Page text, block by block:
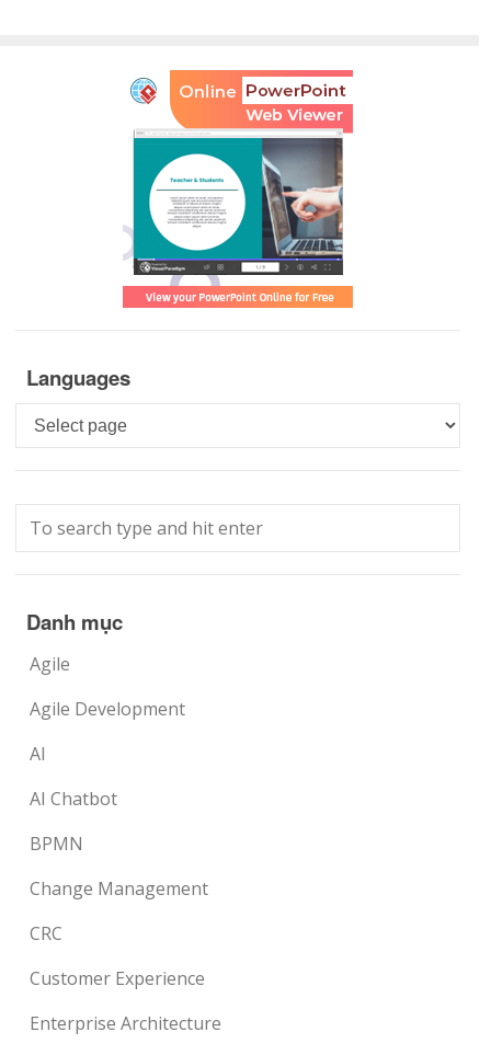
Languages
Languages
Danh mục
Agile
Agile Development
AI
AI Chatbot
BPMN
Change Management
CRC
Customer Experience
Enterprise Architecture